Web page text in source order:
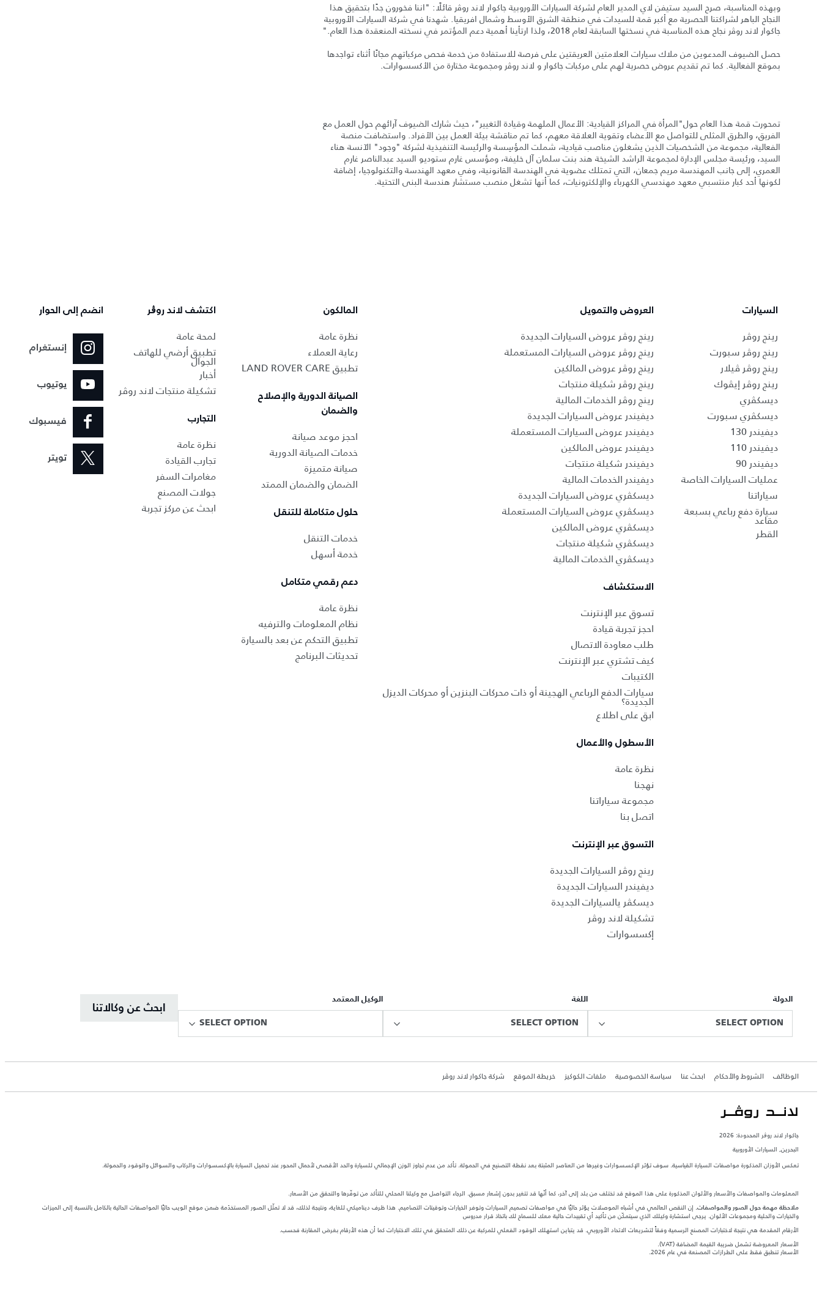
وبهذه المناسبة، صرح السيد ستيفن لاي المدير العام لشركة السيارات الأوروبية جاكوار لاند روﭬر قائلًا: "اننا فخورون جدًا بتحقيق هذا
النجاح الباهر لشراكتنا الحصرية مع أكبر قمة للسيدات في منطقة الشرق الأوسط وشمال افريقيا. شهدنا في شركة السيارات الأوروبية
جاكوار لاند روﭬر نجاح هذه المناسبة في نسختها السابقة لعام 2018، ولذا ارتأينا أهمية دعم المؤتمر في نسخته المنعقدة هذا العام."
حصل الضيوف المدعوين من ملاك سيارات العلامتين العريقتين على فرصة للاستفادة من خدمة فحص مركباتهم مجانًا أثناء تواجدها
بموقع الفعالية. كما تم تقديم عروض حصرية لهم على مركبات جاكوار و لاند روﭬر ومجموعة مختارة من الأكسسوارات.
تمحورت قمة هذا العام حول"المرأة في المراكز القيادية: الأعمال الملهمة وقيادة التغيير"، حيث شارك الضيوف آرائهم حول العمل مع
الفريق، والطرق المثلى للتواصل مع الأعضاء وتقوية العلاقة معهم، كما تم مناقشة بيئة العمل بين الأفراد. واستضافت منصة
الفعالية، مجموعة من الشخصيات الذين يشغلون مناصب قيادية، شملت المؤسِسة والرئيسة التنفيذية لشركة "وجود" الآنسة هناء
السيد، ورئيسة مجلس الإدارة لمجموعة الراشد الشيخة هند بنت سلمان آل خليفة، ومؤسس غارم ستوديو السيد عبدالناصر غارم
العمري، إلى جانب المهندسة مريم جمعان، التي تمتلك عضوية في الهندسة القانونية، وفي معهد الهندسة والتكنولوجيا، إضافة
لكونها أحد كبار منتسبي معهد مهندسي الكهرباء والإلكترونيات، كما أنها تشغل منصب مستشار هندسة البنى التحتية.
السيارات
رينج روڤر
رينج روڤر سبورت
رينج روڤر ڤيلار
رينج روڤر إيڤوك
ديسكڤري
ديسكڤري سبورت
ديفيندر 130
ديفيندر 110
ديفيندر 90
عمليات السيارات الخاصة
سياراتنا
سيارة دفع رباعي بسبعة
مقاعد
القطر
العروض والتمويل
رينج روڤر عروض السيارات الجديدة
رينج روڤر عروض السيارات المستعملة
رينج روڤر عروض المالكين
رينج روڤر شكيلة منتجات
رينج روڤر الخدمات المالية
ديفيندر عروض السيارات الجديدة
ديفيندر عروض السيارات المستعملة
ديفيندر عروض المالكين
ديفيندر شكيلة منتجات
ديفيندر الخدمات المالية
ديسكڤري عروض السيارات الجديدة
ديسكڤري عروض السيارات المستعملة
ديسكڤري عروض المالكين
ديسكڤري شكيلة منتجات
ديسكڤري الخدمات المالية
الاستكشاف
تسوق عبر الإنترنت
احجز تجربة قيادة
طلب معاودة الاتصال
كيف تشتري عبر الإنترنت
الكتيبات
سيارات الدفع الرباعي الهجينة أو ذات محركات البنزين أو محركات الديزل
الجديدة؟
ابق على اطلاع
الأسطول والأعمال
نظرة عامة
نهجنا
مجموعة سياراتنا
اتصل بنا
التسوق عبر الإنترنت
رينج روڤر السيارات الجديدة
ديفيندر السيارات الجديدة
ديسكڤر يالسيارات الجديدة
تشكيلة لاند روڤر
إكسسوارات
المالكون
نظرة عامة
رعاية العملاء
تطبيق LAND ROVER CARE
الصيانة الدورية والإصلاح
والضمان
احجز موعد صيانة
خدمات الصيانة الدورية
صيانة متميزة
الضمان والضمان الممتد
حلول متكاملة للتنقل
خدمات التنقل
خدمة أسهل
دعم رقمي متكامل
نظرة عامة
نظام المعلومات والترفيه
تطبيق التحكم عن بعد بالسيارة
تحديثات البرنامج
اكتشف لاند روڨر
لمحة عامة
تطبيق أرضي للهاتف
الجوال
أخبار
تشكيلة منتجات لاند روڤر
التجارب
نظرة عامة
تجارب القيادة
مغامرات السفر
جولات المصنع
ابحث عن مركز تجربة
انضم إلى الحوار
إنستغرام
يوتيوب
فيسبوك
تويتر
الدولة
SELECT OPTION
اللغة
SELECT OPTION
الوكيل المعتمد
SELECT OPTION
ابحث عن وكالاتنا
الوظائف الشروط والأحكام ابحث عنا سياسة الخصوصية ملفات الكوكيز خريطة الموقع شركة جاكوار لاند روڤر
جاكوار لاند روڨر المحدودة: 2026
البحرين, السيارات الأوروبية
تعكس الأوزان المذكورة مواصفات السيارة القياسية. سوف تؤثر الإكسسوارات وغيرها من العناصر المثبتة بعد نقطة التصنيع في الحمولة. تأكد من عدم تجاوز الوزن الإجمالي للسيارة والحد الأقصى لأحمال المحور عند تحميل السيارة بالإكسسوارات والركاب والسوائل والوقود والحمولة.
المعلومات والمواصفات والأسعار والألوان المذكورة على هذا الموقع قد تختلف من بلد إلى آخر، كما أنّها قد تتغير بدون إشعار مسبق. الرجاء التواصل مع وكيلنا المحلي للتأكد من توفّرها والتحقق من الأسعار.
ملاحظة مهمة حول الصور والمواصفات. إن النقص العالمي في أشباه الموصلات يؤثر حاليًا في مواصفات تصميم السيارات وتوفر الخيارات وتوقيتات التصاميم. هذا ظرف ديناميكي للغاية، ونتيجة لذلك، قد لا تمثّل الصور المستخدَمة ضمن موقع الويب حاليًا المواصفات الحالية بالكامل بالنسبة إلى الميزات
والخيارات والحلية ومجموعات الألوان. يرجى استشارة وكيلك الذي سيتمكّن من تأكيد أي تقييدات حالية معك للسماح لك باتخاذ قرار مدروس
الأرقام المقدمة هي نتيجة لاختبارات المصنع الرسمية وفقاً لتشريعات الاتحاد الأوروبي. قد يتباين استهلك الوقود الفعلي للمركبة عن ذلك المتحقق في تلك الاختبارات كما أن هذه الأرقام بغرض المقارنة فحسب.
الأسعار المعروضة تشمل ضريبة القيمة المضافة (VAT).
الأسعار تنطبق فقط على الطرازات المصنعة في عام 2026.‎‎‎